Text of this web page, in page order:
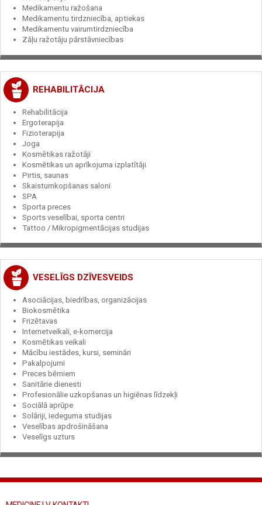
Medikamentu ražošana
Medikamentu tirdzniecība, aptiekas
Medikamentu vairumtirdzniecība
Zāļu ražotāju pārstāvniecības
REHABILITĀCIJA
Rehabilitācija
Ergoterapija
Fizioterapija
Joga
Kosmētikas ražotāji
Kosmētikas un aprīkojuma izplatītāji
Pirtis, saunas
Skaistumkopšanas saloni
SPA
Sporta preces
Sports veselībai, sporta centri
Tattoo / Mikropigmentācijas studijas
VESELĪGS DZĪVESVEIDS
Asociācijas, biedrības, organizācijas
Biokosmētika
Frizētavas
Internetveikali, e-komercija
Kosmētikas veikali
Mācību iestādes, kursi, semināri
Pakalpojumi
Preces bērniem
Sanitārie dienesti
Profesionālie uzkopšanas un higiēnas līdzekļi
Sociālā aprūpe
Solāriji, iedeguma studijas
Veselības apdrošināšana
Veselīgs uzturs